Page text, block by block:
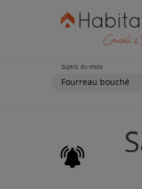
Sujets du mois
Fourreau bouché